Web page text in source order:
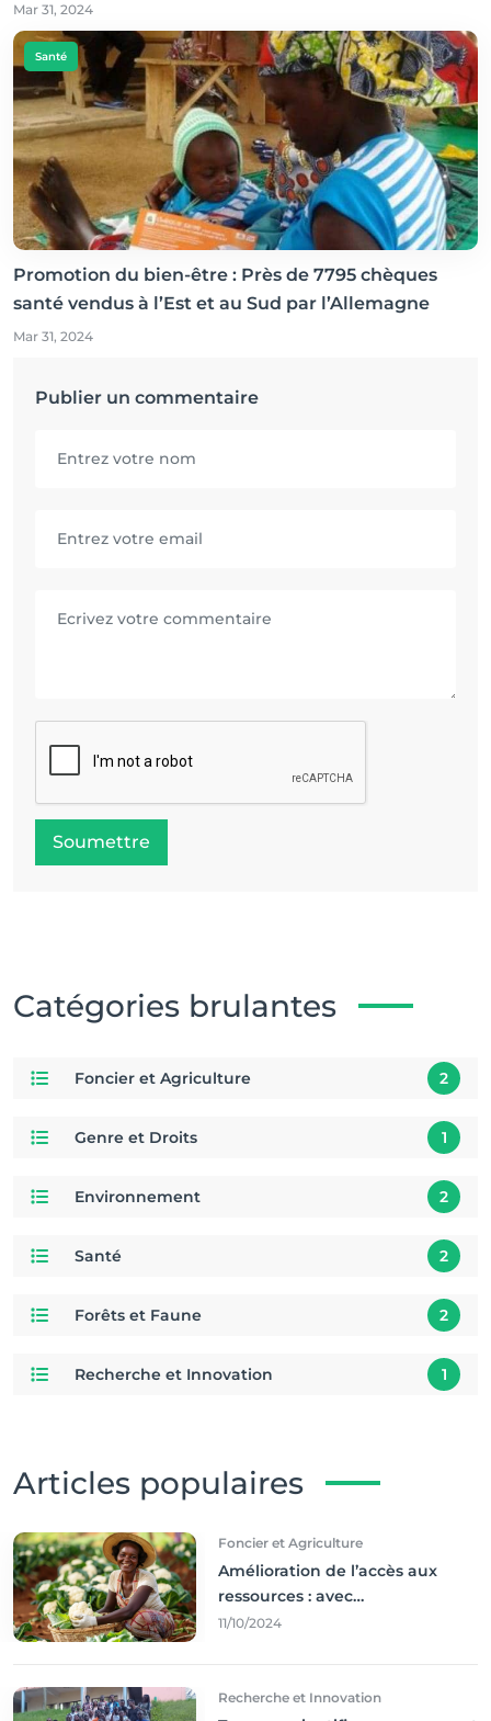
Mar 31, 2024
Santé
Promotion du bien-être : Près de 7795 chèques
santé vendus à l’Est et au Sud par l’Allemagne
Mar 31, 2024
Publier un commentaire
Soumettre
Catégories brulantes
Foncier et Agriculture 2
Genre et Droits 1
Environnement 2
Santé 2
Forêts et Faune 2
Recherche et Innovation 1
Articles populaires
Foncier et Agriculture
Amélioration de l’accès aux
ressources : avec
l'incontournable ’agriculture
11/10/2024
Recherche et Innovation